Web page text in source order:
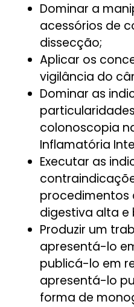
Dominar a
acessórios de
dissecção;
Aplicar os
vigilância do
Dominar as
colonoscopia
Inflamatória
Executar as
procedimentos
digestiva alta e
Produzir um
apresentá-lo
publicá-lo em
apresentá-lo
forma de